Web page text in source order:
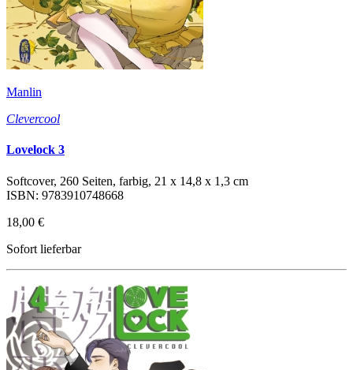
Manlin
Clevercool
Lovelock 3
Softcover, 260 Seiten, farbig, 21 x 14,8 x 1,3 cm
ISBN: 9783910748668
18,00 €
Sofort lieferbar